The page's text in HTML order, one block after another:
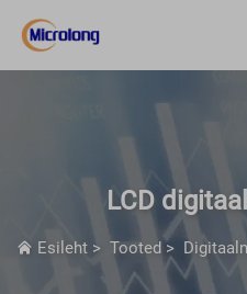
LCD
Esileht > Tooted >